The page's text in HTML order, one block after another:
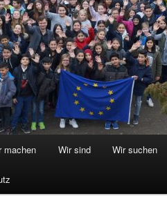
machen Wir sind Wir suchen